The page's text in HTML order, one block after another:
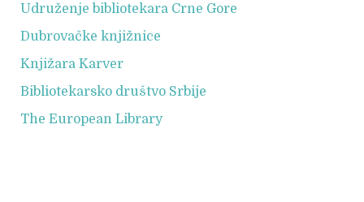
Udruženje bibliotekara Crne Gore
Dubrovačke knjižnice
Knjižara Karver
Bibliotekarsko društvo Srbije
The European Library